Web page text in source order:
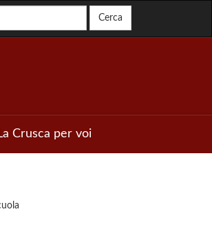
Crusca per voi